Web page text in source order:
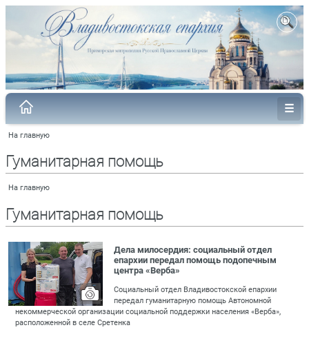
На главную
Гуманитарная помощь
На главную
Гуманитарная помощь
Дела милосердия: социальный отдел
епархии передал помощь подопечным
центра «Верба»
Социальный отдел Владивостокской епархии
передал гуманитарную помощь Автономной
некоммерческой организации социальной поддержки населения «Верба»,
расположенной в селе Сретенка